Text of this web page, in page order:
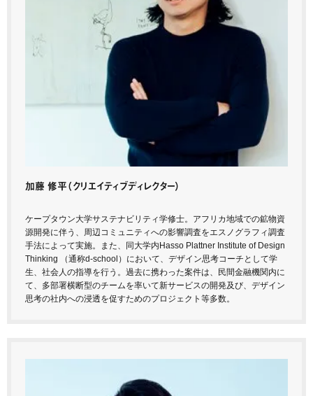
加藤 修平（クリエイティブディレクター）
ケープタウン大学サステナビリティ学修士。アフリカ地域での鉱物資
源開発に伴う、周辺コミュニティへの影響調査をエスノグラフィ調査
手法によって実施。また、同大学内Hasso Plattner Institute of Design
Thinking （通称d-school）において、デザイン思考コーチとして学
生、社会人の指導を行う。過去に携わった案件は、民間金融機関内に
て、多部署横断型のチームを率いて新サービスの開発及び、デザイン
思考の社内への浸透を促すためのプロジェクト等多数。